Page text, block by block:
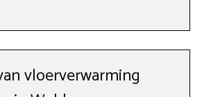
vloerverwarming